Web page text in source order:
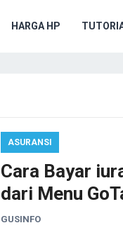
HARGA HP
ASURANSI
Cara Bayar
dari Menu
GUSINFO